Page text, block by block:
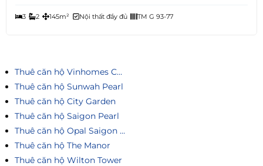
3 2 145m² Nội thất đầy đủ TM G 93-77
Thuê căn hộ Vinhomes Central Park
Thuê căn hộ Sunwah Pearl
Thuê căn hộ City Garden
Thuê căn hộ Saigon Pearl
Thuê căn hộ Opal Saigon Pearl
Thuê căn hộ The Manor
Thuê căn hộ Wilton Tower